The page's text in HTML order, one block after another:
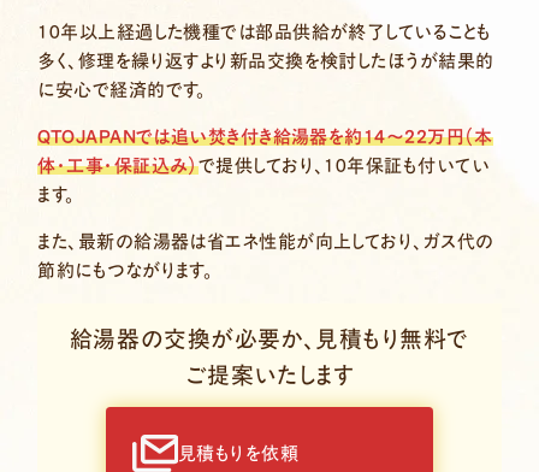
10年以上経過した機種では部品供給が終了していることも
多く、修理を繰り返すより新品交換を検討したほうが結果的
に安心で経済的です。
QTOJAPANでは追い焚き付き給湯器を約14〜22万円（本
体・工事・保証込み）で提供しており、10年保証も付いてい
ます。
また、最新の給湯器は省エネ性能が向上しており、ガス代の
節約にもつながります。
給湯器の交換が必要か、見積もり無料で
ご提案いたします
見積もりを依頼